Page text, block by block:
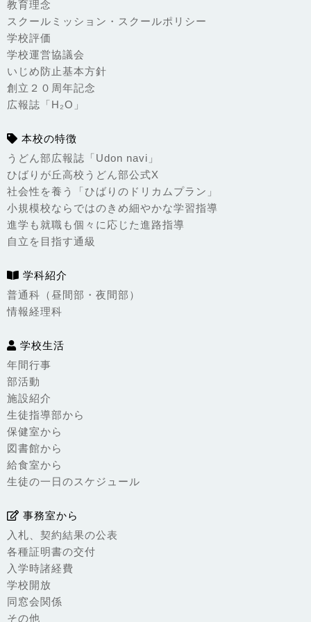
教育理念
スクールミッション・スクールポリシー
学校評価
学校運営協議会
いじめ防止基本方針
創立２０周年記念
広報誌「H₂O」
本校の特徴
うどん部広報誌「Udon navi」
ひばりが丘高校うどん部公式X
社会性を養う「ひばりのドリカムプラン」
小規模校ならではのきめ細やかな学習指導
進学も就職も個々に応じた進路指導
自立を目指す通級
学科紹介
普通科（昼間部・夜間部）
情報経理科
学校生活
年間行事
部活動
施設紹介
生徒指導部から
保健室から
図書館から
給食室から
生徒の一日のスケジュール
事務室から
入札、契約結果の公表
各種証明書の交付
入学時諸経費
学校開放
同窓会関係
その他